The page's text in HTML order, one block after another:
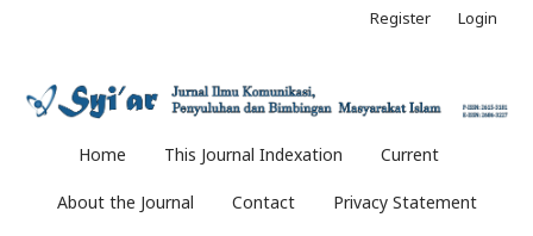
Home This Journal Indexation Current
About the Journal Contact Privacy Statement
Register Login